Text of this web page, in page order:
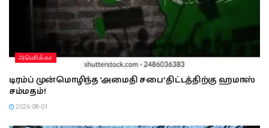
அமொிக்கா
டிரம்ப் முன்மொழிந்த ‘அமைதி சபை’ திட்டத்திற்கு ஹமாஸ்
சம்மதம்!
2026-08-01